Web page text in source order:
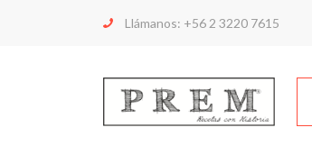
Llámanos: +56 2 3220 7615